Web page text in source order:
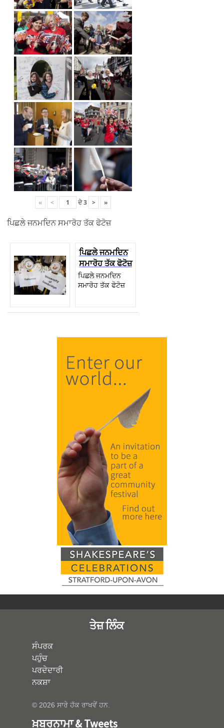
« < ਦੇ3 > »
ਪਿਛਲੇ ਜਨਮਦਿਨ ਸਮਾਰੋਹ ਤੱਕ ਫੋਟੋਜ਼
ਪਿਛਲੇ ਜਨਮਦਿਨ
ਸਮਾਰੋਹ ਤੱਕ ਫੋਟੋਜ਼
ਪਿਛਲੇ ਜਨਮਦਿਨ
ਸਮਾਰੋਹ ਤੱਕ ਫੋਟੋਜ਼
ਤੇਜ਼ ਲਿੰਕ
ਸੰਪਰਕ
ਪਹੁੰਚ
ਪਰਦੇਦਾਰੀ
ਨਕਸ਼ਾ
© 2026 ਸਾਰੇ ਹੱਕ ਰਾਖਵੇਂ ਹਨ.
ਖ਼ਬਰਨਾਮਾ & Tweets